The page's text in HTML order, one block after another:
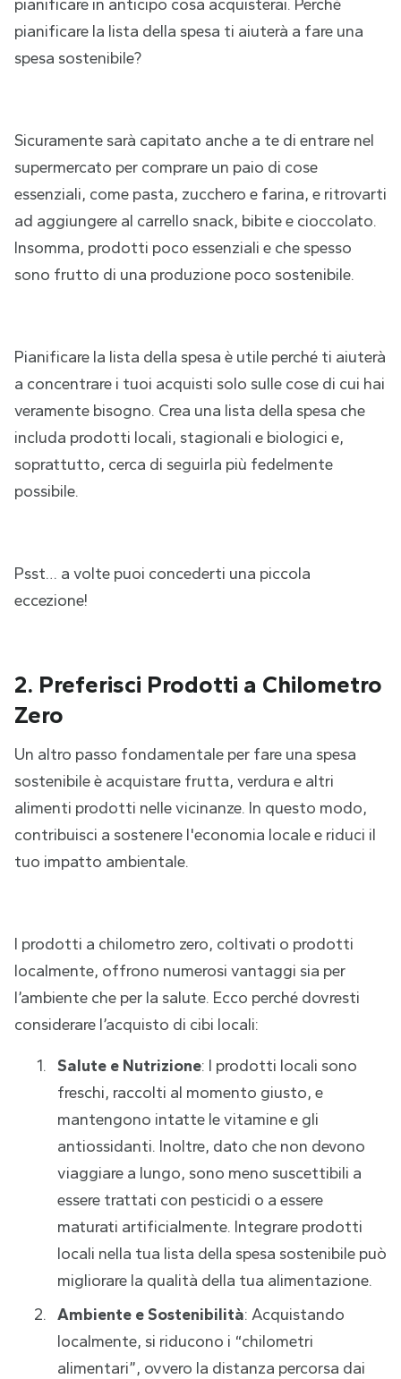
pianificare in anticipo cosa acquisterai. Perché
pianificare la lista della spesa ti aiuterà a fare una
spesa sostenibile?
Sicuramente sarà capitato anche a te di entrare nel
supermercato per comprare un paio di cose
essenziali, come pasta, zucchero e farina, e ritrovarti
ad aggiungere al carrello snack, bibite e cioccolato.
Insomma, prodotti poco essenziali e che spesso
sono frutto di una produzione poco sostenibile.
Pianificare la lista della spesa è utile perché ti aiuterà
a concentrare i tuoi acquisti solo sulle cose di cui hai
veramente bisogno. Crea una lista della spesa che
includa prodotti locali, stagionali e biologici e,
soprattutto, cerca di seguirla più fedelmente
possibile.
Psst… a volte puoi concederti una piccola
eccezione!
2. Preferisci Prodotti a Chilometro
Zero
Un altro passo fondamentale per fare una spesa
sostenibile è acquistare frutta, verdura e altri
alimenti prodotti nelle vicinanze. In questo modo,
contribuisci a sostenere l'economia locale e riduci il
tuo impatto ambientale.
I prodotti a chilometro zero, coltivati o prodotti
localmente, offrono numerosi vantaggi sia per
l’ambiente che per la salute. Ecco perché dovresti
considerare l’acquisto di cibi locali:
Salute e Nutrizione: I prodotti locali sono
freschi, raccolti al momento giusto, e
mantengono intatte le vitamine e gli
antiossidanti. Inoltre, dato che non devono
viaggiare a lungo, sono meno suscettibili a
essere trattati con pesticidi o a essere
maturati artificialmente. Integrare prodotti
locali nella tua lista della spesa sostenibile può
migliorare la qualità della tua alimentazione.
Ambiente e Sostenibilità: Acquistando
localmente, si riducono i “chilometri
alimentari”, ovvero la distanza percorsa dai